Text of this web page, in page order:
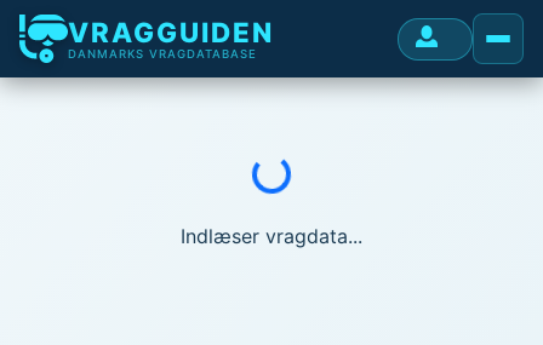
VRAGGUIDEN
DANMARKS VRAGDATABASE
Indlæser...
Indlæser vragdata...